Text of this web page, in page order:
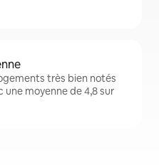
très bien notés
une moyenne de 4,8 sur